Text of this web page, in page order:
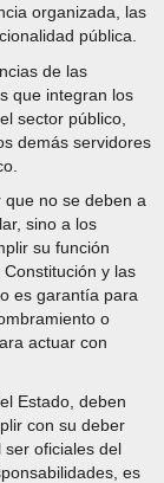
organizada, las
pública.
de las
que integran los
sector público,
demás servidores
que no se deben a
sino a los
su función
y las
es garantía para
o
actuar con
Estado, deben
con su deber
ser oficiales del
es